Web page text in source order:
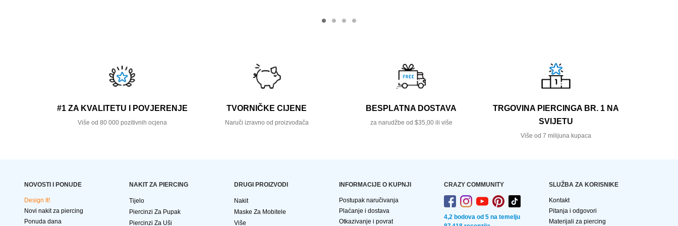
#1 ZA KVALITETU I POVJERENJE
Više od 80 000 pozitivnih ocjena
TVORNIČKE CIJENE
Naruči izravno od proizvođača
BESPLATNA DOSTAVA
za narudžbe od $35,00 ili više
TRGOVINA PIERCINGA BR. 1 NA
SVIJETU
Više od 7 milijuna kupaca
NOVOSTI I PONUDE
Design It!
Novi nakit za piercing
Ponuda dana
NAKIT ZA PIERCING
Tijelo
Piercinzi Za Pupak
Piercinzi Za Uši
DRUGI PROIZVODI
Nakit
Maske Za Mobitele
Više
INFORMACIJE O KUPNJI
Postupak naručivanja
Plaćanje i dostava
Otkazivanje i povrat
CRAZY COMMUNITY
4,2 bodova od 5 na temelju
SLUŽBA ZA KORISNIKE
Kontakt
Pitanja i odgovori
Materijali za piercing